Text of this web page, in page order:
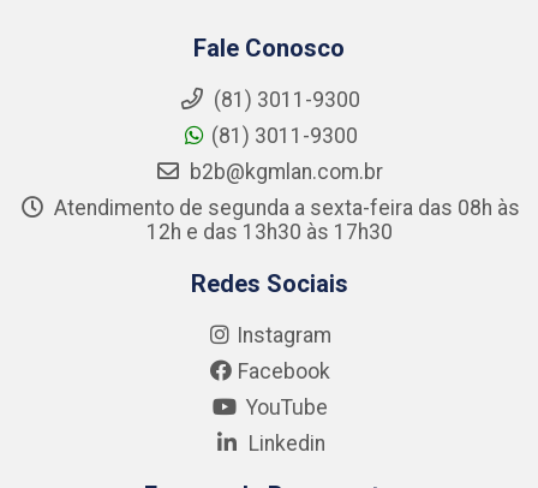
Fale Conosco
(81) 3011-9300
(81) 3011-9300
b2b@kgmlan.com.br
Atendimento de segunda a sexta-feira das 08h às
12h e das 13h30 às 17h30
Redes Sociais
Instagram
Facebook
YouTube
Linkedin